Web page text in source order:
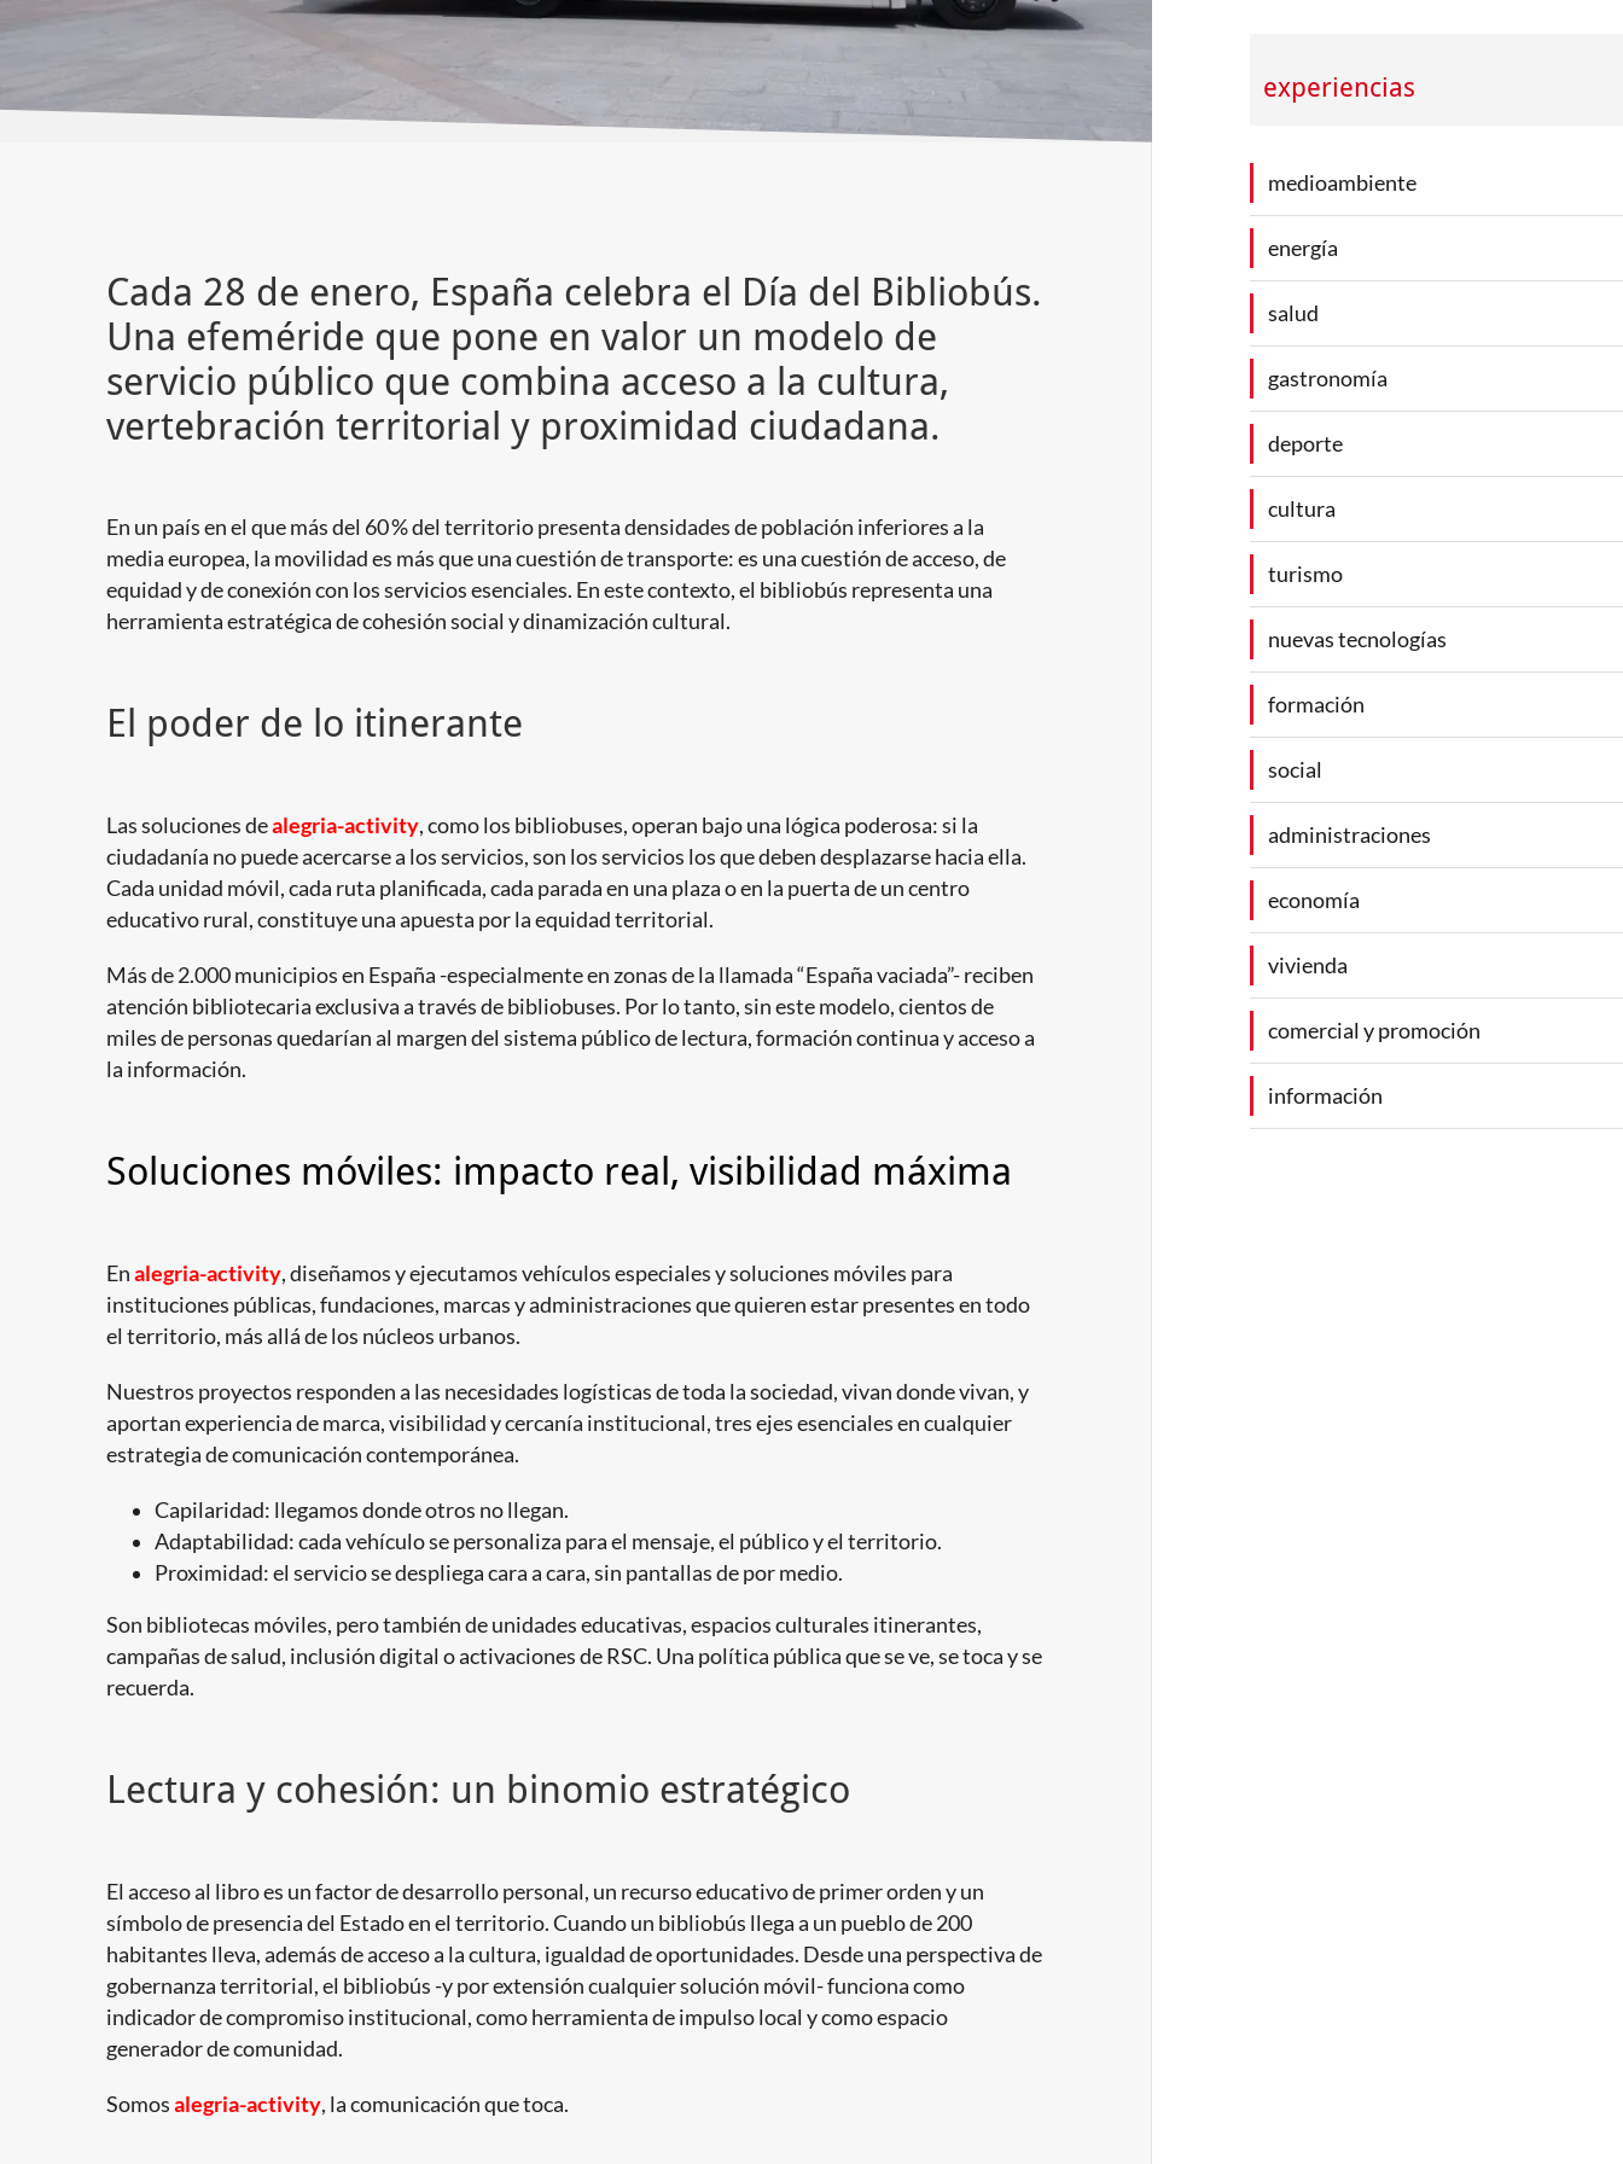
Cada 28 de enero, España celebra el Día del Bibliobús.
Una efeméride que pone en valor un modelo de
servicio público que combina acceso a la cultura,
vertebración territorial y proximidad ciudadana.
En un país en el que más del 60 % del territorio presenta densidades de población inferiores a la
media europea, la movilidad es más que una cuestión de transporte: es una cuestión de acceso, de
equidad y de conexión con los servicios esenciales. En este contexto, el bibliobús representa una
herramienta estratégica de cohesión social y dinamización cultural.
El poder de lo itinerante
Las soluciones dealegria-activity, como los bibliobuses, operan bajo una lógica poderosa: si la
ciudadanía no puede acercarse a los servicios, son los servicios los que deben desplazarse hacia ella.
Cada unidad móvil, cada ruta planificada, cada parada en una plaza o en la puerta de un centro
educativo rural, constituye una apuesta por la equidad territorial.
Más de 2.000 municipios en España -especialmente en zonas de la llamada “España vaciada”- reciben
atención bibliotecaria exclusiva a través de bibliobuses. Por lo tanto, sin este modelo, cientos de
miles de personas quedarían al margen del sistema público de lectura, formación continua y acceso a
la información.
Soluciones móviles: impacto real, visibilidad máxima
Enalegria-activity, diseñamos y ejecutamos vehículos especiales y soluciones móviles para
instituciones públicas, fundaciones, marcas y administraciones que quieren estar presentes en todo
el territorio, más allá de los núcleos urbanos.
Nuestros proyectos responden a las necesidades logísticas de toda la sociedad, vivan donde vivan, y
aportan experiencia de marca, visibilidad y cercanía institucional, tres ejes esenciales en cualquier
estrategia de comunicación contemporánea.
Capilaridad: llegamos donde otros no llegan.
Adaptabilidad: cada vehículo se personaliza para el mensaje, el público y el territorio.
Proximidad: el servicio se despliega cara a cara, sin pantallas de por medio.
Son bibliotecas móviles, pero también de unidades educativas, espacios culturales itinerantes,
campañas de salud, inclusión digital o activaciones de RSC. Una política pública que se ve, se toca y se
recuerda.
Lectura y cohesión: un binomio estratégico
El acceso al libro es un factor de desarrollo personal, un recurso educativo de primer orden y un
símbolo de presencia del Estado en el territorio. Cuando un bibliobús llega a un pueblo de 200
habitantes lleva, además de acceso a la cultura, igualdad de oportunidades. Desde una perspectiva de
gobernanza territorial, el bibliobús -y por extensión cualquier solución móvil- funciona como
indicador de compromiso institucional, como herramienta de impulso local y como espacio
generador de comunidad.
Somosalegria-activity, la comunicación que toca.
experiencias
medioambiente
energía
salud
gastronomía
deporte
cultura
turismo
nuevas tecnologías
formación
social
administraciones
economía
vivienda
comercial y promoción
información